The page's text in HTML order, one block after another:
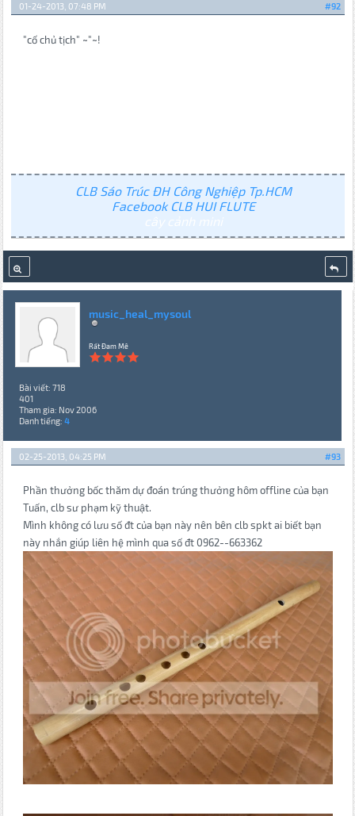
#92
01-24-2013, 07:48 PM
"cố chủ tịch" ~"~!
CLB Sáo Trúc ĐH Công Nghiệp Tp.HCM
Facebook CLB HUI FLUTE
cây cảnh mini
music_heal_mysoul
Rất Đam Mê
Bài viết: 718
401
Tham gia: Nov 2006
Danh tiếng: 4
#93
02-25-2013, 04:25 PM
Phần thưởng bốc thăm dự đoán trúng thưởng hôm offline của bạn
Tuấn, clb sư phạm kỹ thuật.
Mình không có lưu số đt của bạn này nên bên clb spkt ai biết bạn
này nhắn giúp liên hệ mình qua số đt 0962--663362